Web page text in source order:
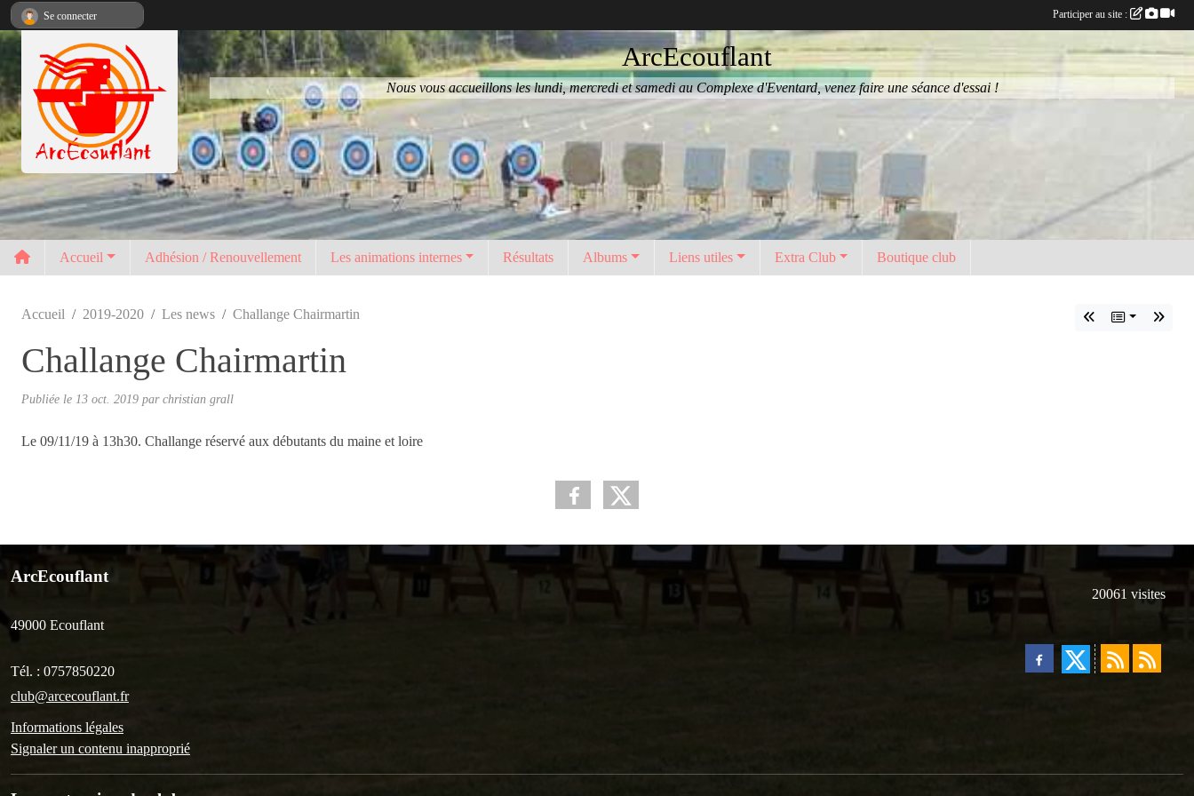
ArcEcouflant
Nous vous accueillons les lundi, mercredi et samedi au Complexe d'Eventard, venez faire une séance d'essai !
Accueil Adhésion / Renouvellement Les animations internes Résultats Albums Liens utiles Extra Club Boutique club
Accueil 2019-2020 Les news Challange Chairmartin
Challange Chairmartin
Publiée le 13 oct. 2019 par christian grall
Le 09/11/19 à 13h30. Challange réservé aux débutants du maine et loire
ArcEcouflant
49000 Ecouflant
Tél. : 0757850220
club@arcecouflant.fr
Informations légales
Signaler un contenu inapproprié
20061 visites
Se connecter Participer au site :
Panneau de gestion des cookies